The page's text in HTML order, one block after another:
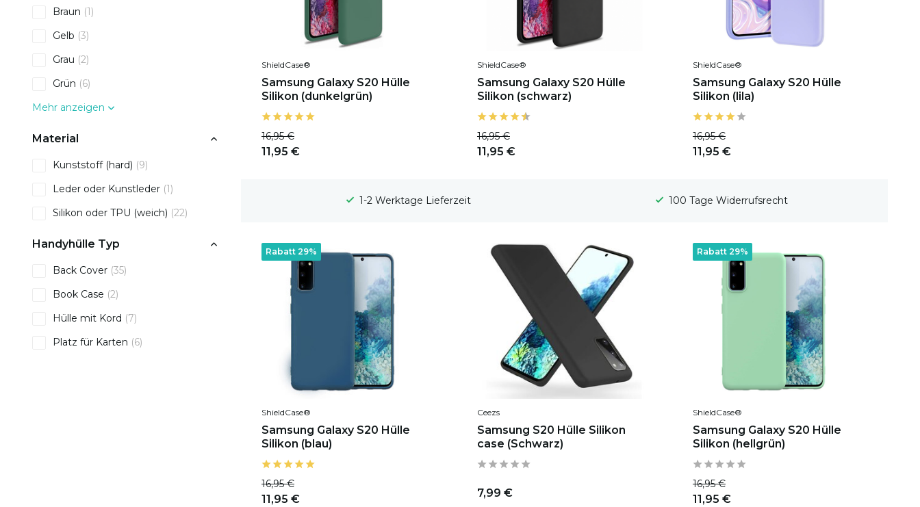
Braun (1)
Gelb (3)
Grau (2)
Grün (6)
Mehr anzeigen
Material
Kunststoff (hard) (9)
Leder oder Kunstleder (1)
Silikon oder TPU (weich) (22)
Handyhülle Typ
Back Cover (35)
Book Case (2)
Hülle mit Kord (7)
Platz für Karten (6)
ShieldCase®
Samsung Galaxy S20 Hülle
Silikon (dunkelgrün)
16,95 €
11,95 €
ShieldCase®
Samsung Galaxy S20 Hülle
Silikon (schwarz)
16,95 €
11,95 €
ShieldCase®
Samsung Galaxy S20 Hülle
Silikon (lila)
16,95 €
11,95 €
100 Tage Widerrufsrecht Gratis Versand
Rabatt 29%
ShieldCase®
Samsung Galaxy S20 Hülle
Silikon (blau)
16,95 €
11,95 €
Ceezs
Samsung S20 Hülle Silikon
case (Schwarz)
7,99 €
Rabatt 29%
ShieldCase®
Samsung Galaxy S20 Hülle
Silikon (hellgrün)
16,95 €
11,95 €